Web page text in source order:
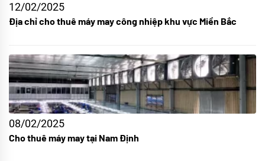
12/02/2025
Địa chỉ cho thuê máy may công nhiệp khu vực Miền Bắc
08/02/2025
Cho thuê máy may tại Nam Định